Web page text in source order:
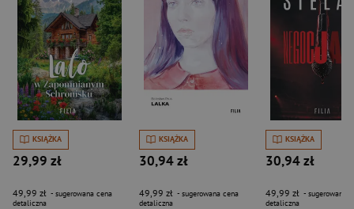
KSIĄŻKA
29,99 zł
49,99 zł - sugerowana cena
detaliczna
KSIĄŻKA
30,94 zł
49,99 zł - sugerowana cena
detaliczna
KSIĄŻKA
30,94 zł
49,99 zł - sugerowana
detaliczna